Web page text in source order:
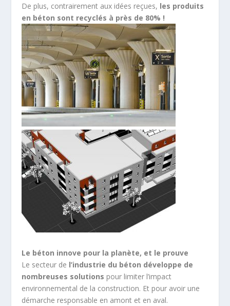
De plus, contrairement aux idées reçues, les produits
en béton sont recyclés à près de 80% !
Le béton innove pour la planète, et le prouve
Le secteur de l’industrie du béton développe de
nombreuses solutions pour limiter l’impact
environnemental de la construction. Et pour avoir une
démarche responsable en amont et en aval.